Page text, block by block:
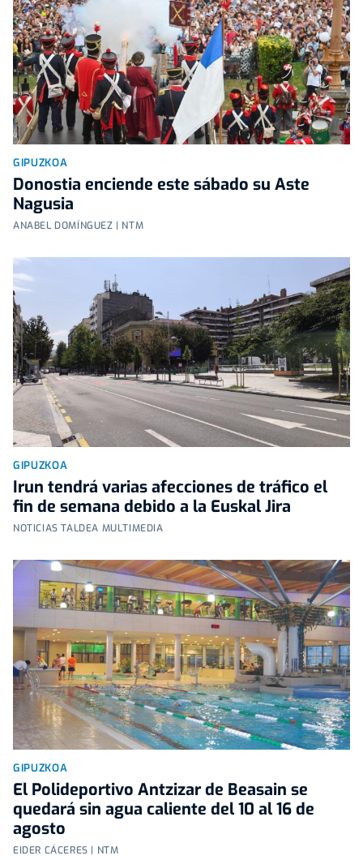
GIPUZKOA
Donostia enciende este sábado su Aste
Nagusia
ANABEL DOMÍNGUEZ | NTM
GIPUZKOA
Irun tendrá varias afecciones de tráfico el
fin de semana debido a la Euskal Jira
NOTICIAS TALDEA MULTIMEDIA
GIPUZKOA
El Polideportivo Antzizar de Beasain se
quedará sin agua caliente del 10 al 16 de
agosto
EIDER CÁCERES | NTM